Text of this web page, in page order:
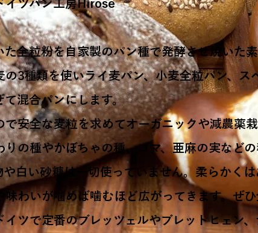
イツパン工房Hirose
た全粒粉を自家製のパン種で発酵させ焼いた
の3種類を使いライ麦パン、小麦全粒パン、ス
て混合パンにします。
で安全な麦粒を求めてオーガニックや減農薬
りの種やかぼちゃの種、ゴマ、亜麻の実など
や白い砂糖は一切使っていません。柔らかく
味わいが噛めば噛むほど広がってきます。ぜ
イツで定番のブレッツェルやブレットヒェン